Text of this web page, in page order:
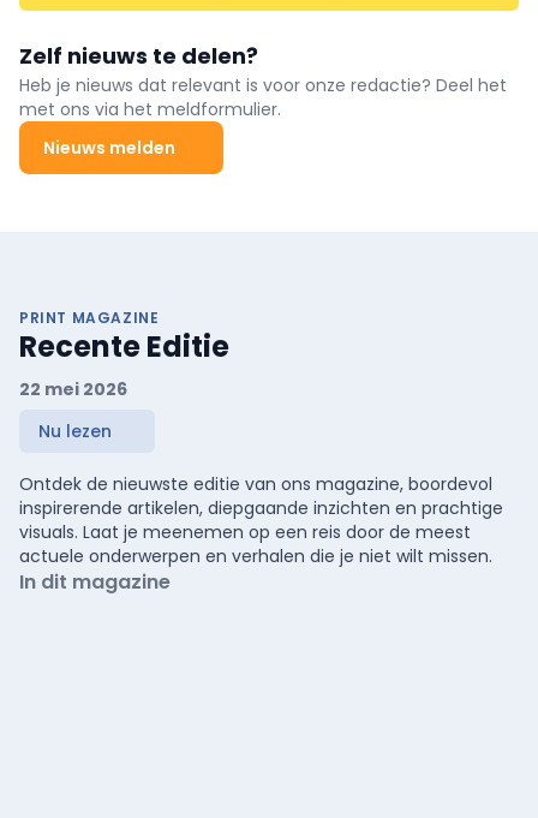
Zelf nieuws te delen?
Heb je nieuws dat relevant is voor onze redactie? Deel het
met ons via het meldformulier.
Nieuws melden
PRINT MAGAZINE
Recente Editie
22 mei 2026
Nu lezen
Ontdek de nieuwste editie van ons magazine, boordevol
inspirerende artikelen, diepgaande inzichten en prachtige
visuals. Laat je meenemen op een reis door de meest
actuele onderwerpen en verhalen die je niet wilt missen.
In dit magazine